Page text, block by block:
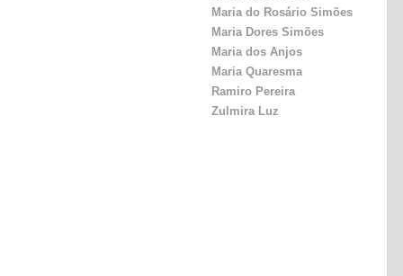
Maria do Rosário Simões
Maria Dores Simões
Maria dos Anjos
Maria Quaresma
Ramiro Pereira
Zulmira Luz